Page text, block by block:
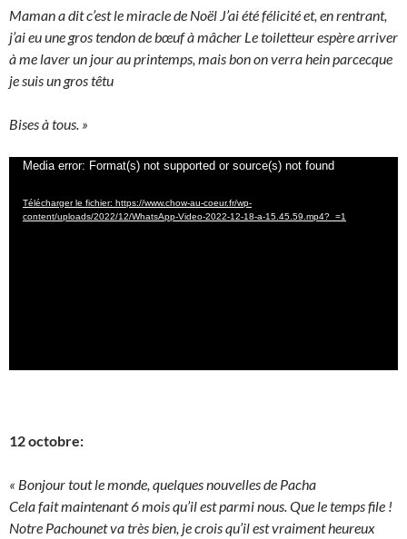
Maman a dit c’est le miracle de Noël J’ai été félicité et, en rentrant,
j’ai eu une gros tendon de bœuf à mâcher Le toiletteur espère arriver
à me laver un jour au printemps, mais bon on verra hein parcecque
je suis un gros têtu
Bises à tous. »
Lecteur
Media error: Format(s) not supported or source(s) not found
Télécharger le fichier: https://www.chow-au-coeur.fr/wp-
content/uploads/2022/12/WhatsApp-Video-2022-12-18-a-15.45.59.mp4?_=1
12 octobre:
« Bonjour tout le monde, quelques nouvelles de Pacha
Cela fait maintenant 6 mois qu’il est parmi nous. Que le temps file !
Notre Pachounet va très bien, je crois qu’il est vraiment heureux